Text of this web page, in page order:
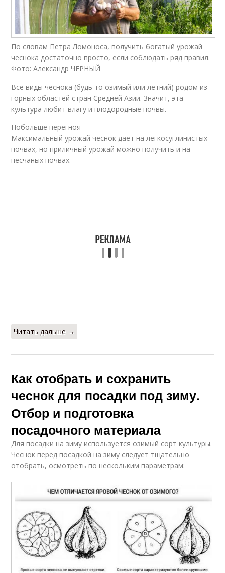
По словам Петра Ломоноса, получить богатый урожай
чеснока достаточно просто, если соблюдать ряд правил.
Фото: Александр ЧЕРНЫЙ
Все виды чеснока (будь то озимый или летний) родом из
горных областей стран Средней Азии. Значит, эта
культура любит влагу и плодородные почвы.
Побольше перегноя
Максимальный урожай чеснок дает на легкосуглинистых
почвах, но приличный урожай можно получить и на
песчаных почвах.
Читать дальше →
Как отобрать и сохранить
чеснок для посадки под зиму.
Отбор и подготовка
посадочного материала
Для посадки на зиму используется озимый сорт культуры.
Чеснок перед посадкой на зиму следует тщательно
отобрать, осмотреть по нескольким параметрам: